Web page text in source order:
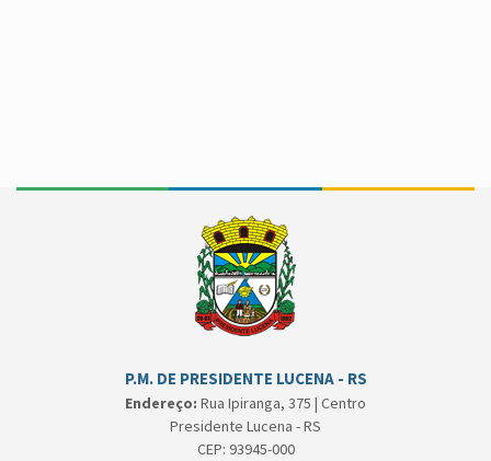
P.M. DE PRESIDENTE LUCENA - RS
Endereço: Rua Ipiranga, 375 | Centro
Presidente Lucena - RS
CEP: 93945-000